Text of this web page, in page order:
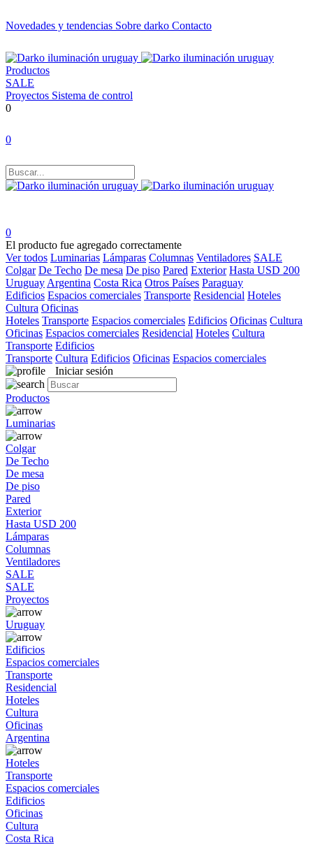
Novedades y tendencias Sobre darko Contacto
Productos
SALE
Proyectos Sistema de control
0
0
0
El producto fue agregado correctamente
Ver todos Luminarias Lámparas Columnas Ventiladores SALE
Colgar De Techo De mesa De piso Pared Exterior Hasta USD 200
Uruguay Argentina Costa Rica Otros Países Paraguay
Edificios Espacios comerciales Transporte Residencial Hoteles
Cultura Oficinas
Hoteles Transporte Espacios comerciales Edificios Oficinas Cultura
Oficinas Espacios comerciales Residencial Hoteles Cultura
Transporte Edificios
Transporte Cultura Edificios Oficinas Espacios comerciales
Iniciar sesión
Productos
Luminarias
Colgar
De Techo
De mesa
De piso
Pared
Exterior
Hasta USD 200
Lámparas
Columnas
Ventiladores
SALE
SALE
Proyectos
Uruguay
Edificios
Espacios comerciales
Transporte
Residencial
Hoteles
Cultura
Oficinas
Argentina
Hoteles
Transporte
Espacios comerciales
Edificios
Oficinas
Cultura
Costa Rica